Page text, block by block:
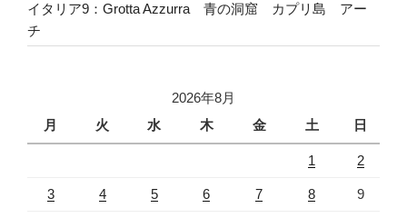
イタリア9：Grotta Azzurra 青の洞窟 カプリ島 アー
チ
2026年8月
月
火 水 木 金 土 日
1 2
3 4 5 6 7 8 9